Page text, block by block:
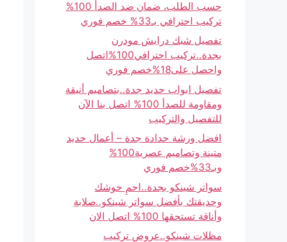
حسب الطلب، ضمان ضد الصدأ 100%
تركيب احترافي بـ33% خصم فوري
تفصيل شبك درايش مودرن
بجدة..تركيب احترافي100%اتصل
واحصل على18%خصم فوري
تفصيل ابواب حديد جدة..بتصاميم أنيقة
ومقاومة للصدأ 100% اتصل بنا الآن
للتفصيل والتركيب
افضل ورشة حدادة جدة – أعمال حديد
متينة وتصاميم عصرية100%
وبـ33%خصم فوري
سواتر شينكو بجدة..احمِ حوشك
وحديقتك بأفضل سواتر شينكو..صلابة
وأناقة تستحقها 100% اتصل الان
مظلات شينكو..عروض تركيب